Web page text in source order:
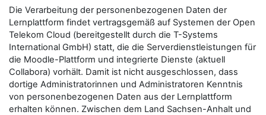
Die Verarbeitung der personenbezogenen Daten der
Lernplattform findet vertragsgemäß auf Systemen der Open
Telekom Cloud (bereitgestellt durch die T-Systems
International GmbH) statt, die die Serverdienstleistungen für
die Moodle-Plattform und integrierte Dienste (aktuell
Collabora) vorhält. Damit ist nicht ausgeschlossen, dass
dortige Administratorinnen und Administratoren Kenntnis
von personenbezogenen Daten aus der Lernplattform
erhalten können. Zwischen dem Land Sachsen-Anhalt und